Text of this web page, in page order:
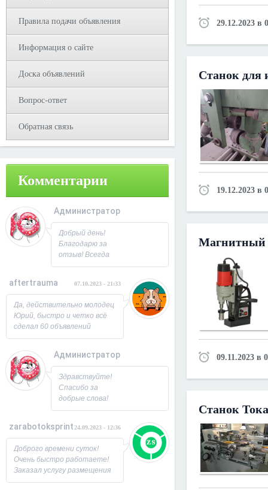
Правила подачи объявления
Информация о сайте
Доска объявлений
Вопрос-ответ
Обратная связь
Комментарии
Администратор
08.10.2023 - 09:31
Добрый день!
Благодарю за
отзыв! Всегда
рад
С Уважением,
aftertrauma 07.10.2023 - 21:33
Да, действительно молодец
Юрий, быстро и четко всё
сделал 60 объявлений
разместил, всё работает,
страницы выросла в 2 раза
спасибо! Буду ещё
заказывать, советую!
Администратор
26.09.2023 - 07:33
Здравствуйте!
Спасибо за
добрые слова!
Всегда рад
пользователям.
просим!
Заходите ещё. С
Уважением,
Юрий!
zarabotoksprint 24.09.2023 - 12:36
Доброго времени суток!
Очень быстро работаете!
Заказал услугу размещения
объявления на 60 досок, за
29.12.2023 в
Станок для
19.12.2023 в
Магнитный
09.11.2023 в
Станок